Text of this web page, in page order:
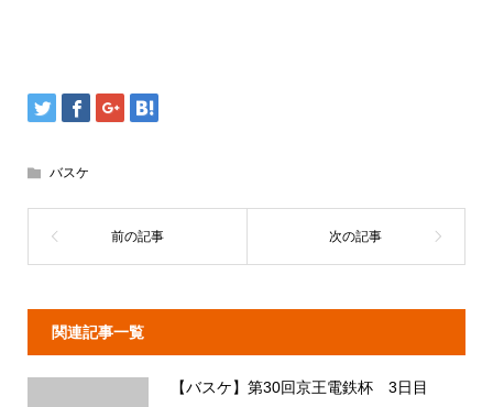
バスケ
関連記事一覧
【バスケ】第30回京王電鉄杯 3日目